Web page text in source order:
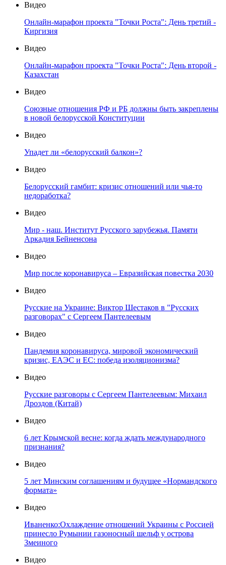
Видео
Онлайн-марафон проекта "Точки Роста": День третий -
Киргизия
Видео
Онлайн-марафон проекта "Точки Роста": День второй -
Казахстан
Видео
Союзные отношения РФ и РБ должны быть закреплены
в новой белорусской Конституции
Видео
Упадет ли «белорусский балкон»?
Видео
Белорусский гамбит: кризис отношений или чья-то
недоработка?
Видео
Мир - наш. Институт Русского зарубежья. Памяти
Аркадия Бейненсона
Видео
Мир после коронавируса – Евразийская повестка 2030
Видео
Русские на Украине: Виктор Шестаков в "Русских
разговорах" с Сергеем Пантелеевым
Видео
Пандемия коронавируса, мировой экономический
кризис, ЕАЭС и ЕС: победа изоляционизма?
Видео
Русские разговоры с Сергеем Пантелеевым: Михаил
Дроздов (Китай)
Видео
6 лет Крымской весне: когда ждать международного
признания?
Видео
5 лет Минским соглашениям и будущее «Нормандского
формата»
Видео
Иваненко:Охлаждение отношений Украины с Россией
принесло Румынии газоносный шельф у острова
Змеиного
Видео